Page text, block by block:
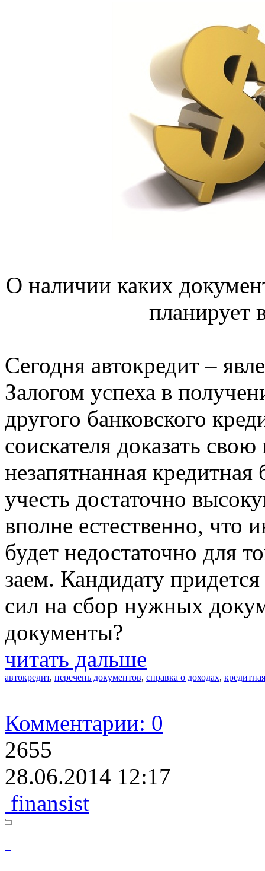
О наличии каких
планирует
Сегодня автокредит –
Залогом успеха в
другого банковского
соискателя доказать
незапятнанная
учесть достаточно
вполне естественно, что
будет недостаточно для
заем. Кандидату
сил на сбор нужных
документы?
читать дальше
автокредит, перечень документов, справка о доходах,
Комментарии: 0
2655
28.06.2014 12:17
finansist